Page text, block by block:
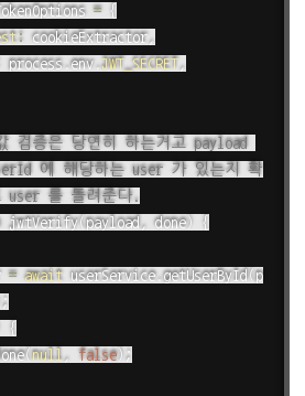
=
{
: cookieExtractor,
process .env.JWT_SECRET,
검증은 당연히 하는거고 payload
에 해당하는 user 가 있는지 확
user 를 돌려준다.
jwtVerify( payload , done)
{
= await userService.getUserById ( p
;
{
( null , false) ;